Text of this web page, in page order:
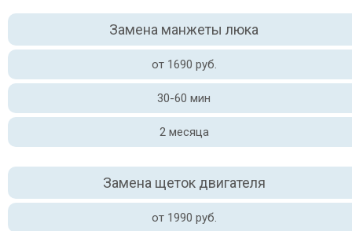
Замена манжеты люка
от 1690 руб.
30-60 мин
2 месяца
Замена щеток двигателя
от 1990 руб.